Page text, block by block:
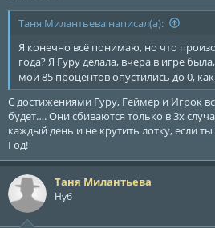
Таня Милантьева написал(а):
Я конечно всё понимаю, но что
года? Я Гуру делала, вчера в игре
мои 85 процентов опустились до 0, как
С достижениями Гуру, Геймер и Игрок
будет…. Они сбиваются только в 3х
каждый день и не крутить лотку, если
Год!
Таня Милантьева
Нуб